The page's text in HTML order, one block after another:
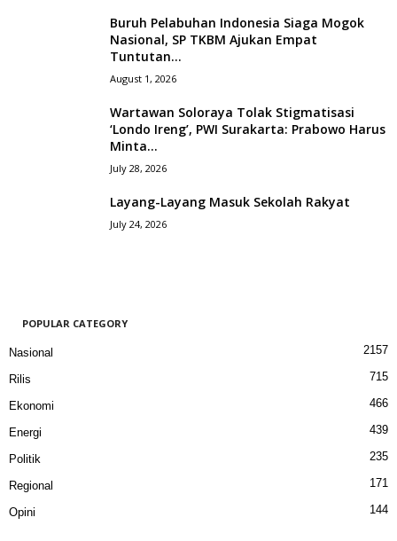
Buruh Pelabuhan Indonesia Siaga Mogok
Nasional, SP TKBM Ajukan Empat
Tuntutan...
August 1, 2026
Wartawan Soloraya Tolak Stigmatisasi
‘Londo Ireng’, PWI Surakarta: Prabowo Harus
Minta...
July 28, 2026
Layang-Layang Masuk Sekolah Rakyat
July 24, 2026
POPULAR CATEGORY
Nasional 2157
Rilis 715
Ekonomi 466
Energi 439
Politik 235
Regional 171
Opini 144